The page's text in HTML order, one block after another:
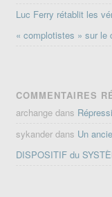
Luc Ferry rétablit les
« complotistes » sur le
COMMENTAIRES
archange dans
sykander dans Un
DISPOSITIF du